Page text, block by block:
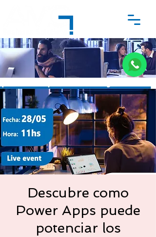
Descubre como
Power Apps puede
potenciar los